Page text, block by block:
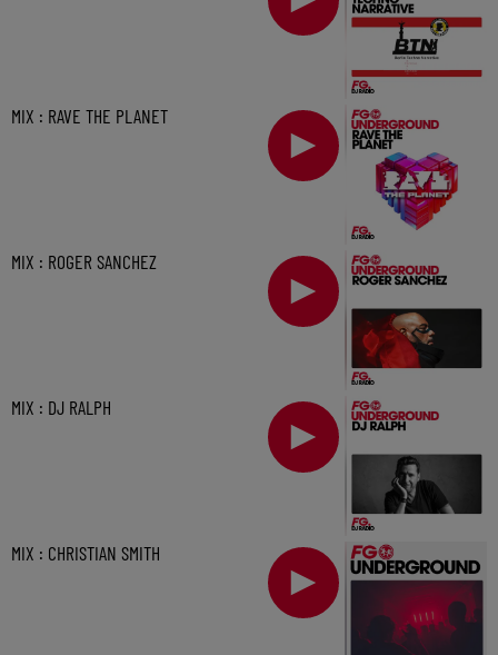
MIX : RAVE THE PLANET
MIX : ROGER SANCHEZ
MIX : DJ RALPH
MIX : CHRISTIAN SMITH